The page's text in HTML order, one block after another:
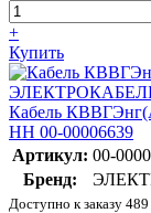
+
Купить
Кабель
НН 00-00006639
Артикул: 00-
Бренд:
Доступно к заказу